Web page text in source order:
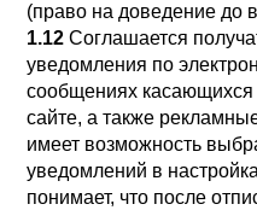
(право на доведение до
1.12 Соглашается
уведомления по
сообщениях касающихся
сайте, а также
имеет возможность
уведомлений в
понимает, что после